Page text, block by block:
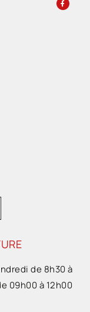
de 8h30 à
09h00 à 12h00